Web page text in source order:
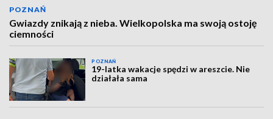
POZNAŃ
Gwiazdy znikają z nieba. Wielkopolska ma swoją ostoję
ciemności
POZNAŃ
19-latka wakacje spędzi w areszcie. Nie
działała sama